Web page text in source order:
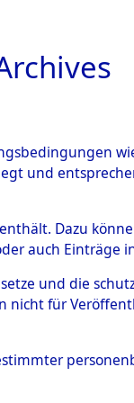
und
Dazu
auch Einträge
und die
nicht für